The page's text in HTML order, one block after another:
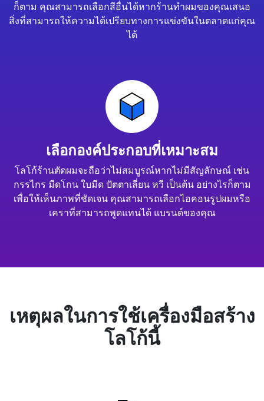
ก็ตาม คุณสามารถเลือกสีอื่นได้หากร้านทำผมของคุณเสนอ
สิ่งที่สามารถให้ความได้เปรียบทางการแข่งขันในตลาดแก่คุณ
ได้
เลือกองค์ประกอบที่เหมาะสม
โลโก้ร้านตัดผมจะถือว่าไม่สมบูรณ์หากไม่มีสัญลักษณ์ เช่น
กรรไกร มีดโกน ใบมีด ปัตตาเลี่ยน หวี เป็นต้น อย่างไรก็ตาม
เพื่อให้เห็นภาพที่ชัดเจน คุณสามารถเลือกไอคอนรูปผมหรือ
เคราที่สามารถพูดแทนได้ แบรนด์ของคุณ
เหตุผลในการใช้เครื่องมือสร้าง
โลโก้นี้